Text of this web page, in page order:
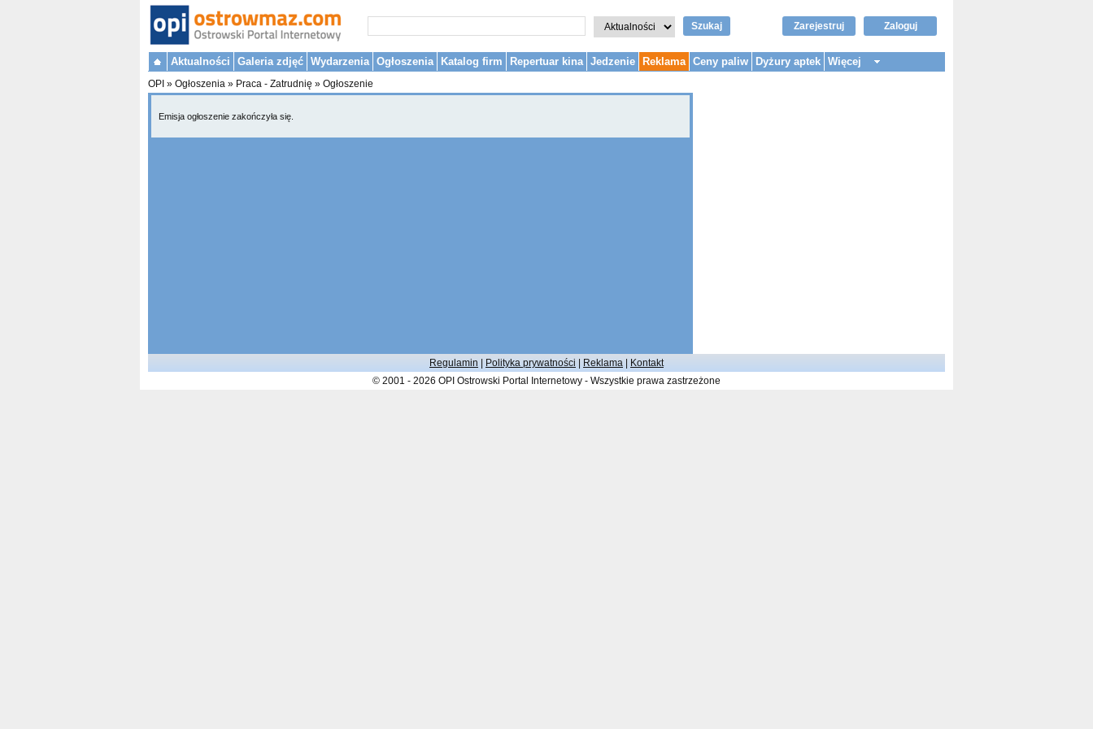
Szukaj Zaloguj
Zarejestruj
Aktualności Galeria zdjęć Wydarzenia Ogłoszenia Katalog firm Repertuar kina Jedzenie Reklama Ceny paliw Dyżury aptek Więcej
OPI » Ogłoszenia » Praca - Zatrudnię » Ogłoszenie
Emisja ogłoszenie zakończyła się.
Regulamin Polityka prywatności Reklama
Kontakt
© 2001 - 2026 OPI Ostrowski Portal Internetowy - Wszystkie prawa zastrzeżone